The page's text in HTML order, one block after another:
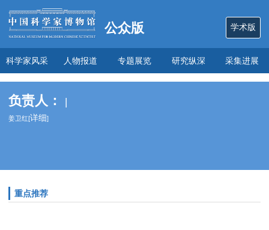
公众版 学术版
科学家风采 人物报道 专题展览 研究纵深 采集进展
负责人： |
姜卫红[详细]
重点推荐